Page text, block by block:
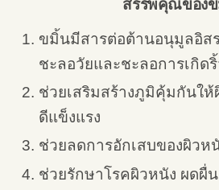
สรรพคุณของ
ขมิ้นมีสารต่อต้านอนุมูลอิส
ชะลอวัยและชะลอการเกิด
ช่วยเสริมสร้างภูมิคุ้มกันใ
ดีแข็งแรง
ช่วยลดการอักเสบของผิวห
ช่วยรักษาโรคผิวหนัง ผดผื่